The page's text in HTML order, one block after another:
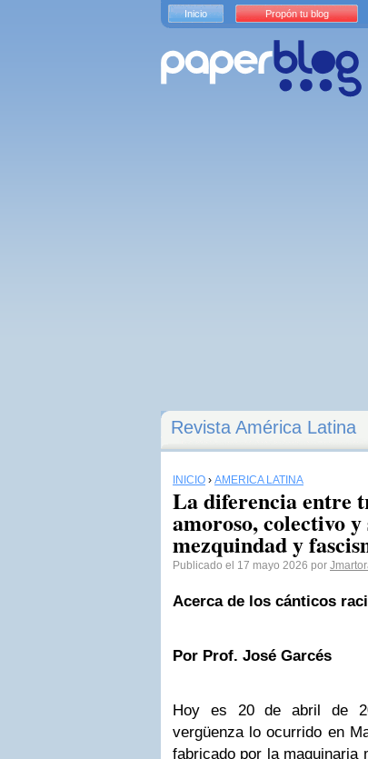
Revista América Latina
INICIO › AMÉRICA LATINA
La diferencia entre
amoroso, colectivo
mezquindad y
Publicado el 17 mayo 2026 por
Acerca de los cánticos
Por Prof. José Garcés
Hoy es 20 de abril de
vergüenza lo ocurrido en
fabricado por la maquinaria
Inicio Propón tu blog